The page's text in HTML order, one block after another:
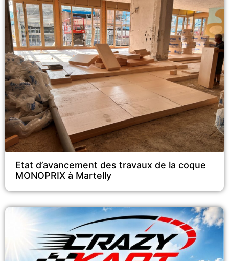
Etat d’avancement des travaux de la coque
MONOPRIX à Martelly